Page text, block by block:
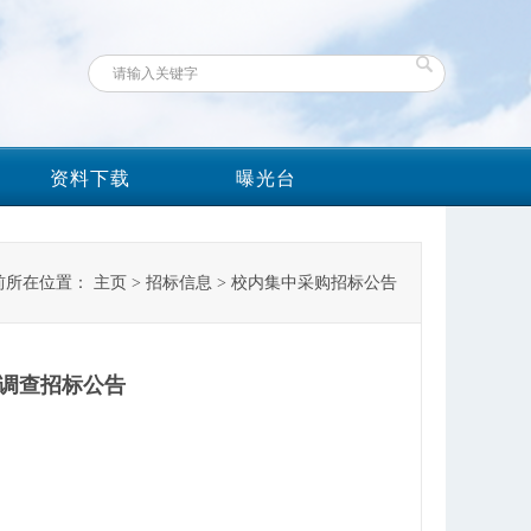
资料下载 曝光台
在位置： 主页 > 招标信息 > 校内集中采购招标公告
查招标公告